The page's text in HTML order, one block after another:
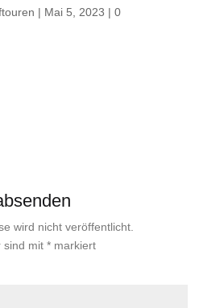
| Mai 5, 2023 | 0
wird nicht veröffentlicht.
sind mit *markiert